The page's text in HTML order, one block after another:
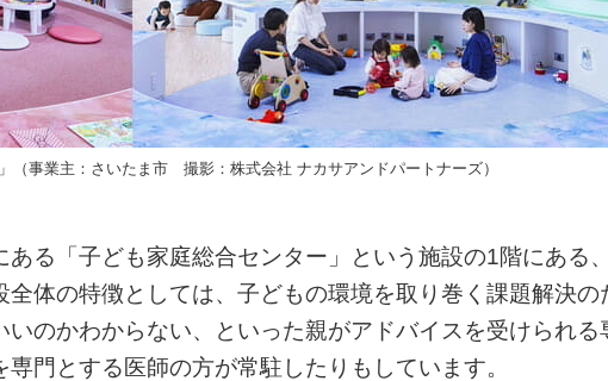
（事業主：さいたま市 撮影：株式会社 ナカサアンドパートナーズ）
る「子ども家庭総合センター」という施設の1階にある
体の特徴としては、子どもの環境を取り巻く課題解決の
のかわからない、といった親がアドバイスを受けられる
門とする医師の方が常駐したりもしています。